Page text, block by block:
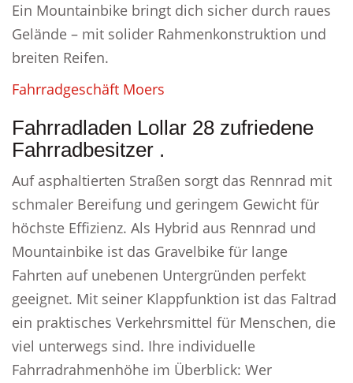
Ein Mountainbike bringt dich sicher durch raues
Gelände – mit solider Rahmenkonstruktion und
breiten Reifen.
Fahrradgeschäft Moers
Fahrradladen Lollar 28 zufriedene
Fahrradbesitzer .
Auf asphaltierten Straßen sorgt das Rennrad mit
schmaler Bereifung und geringem Gewicht für
höchste Effizienz. Als Hybrid aus Rennrad und
Mountainbike ist das Gravelbike für lange
Fahrten auf unebenen Untergründen perfekt
geeignet. Mit seiner Klappfunktion ist das Faltrad
ein praktisches Verkehrsmittel für Menschen, die
viel unterwegs sind. Ihre individuelle
Fahrradrahmenhöhe im Überblick: Wer